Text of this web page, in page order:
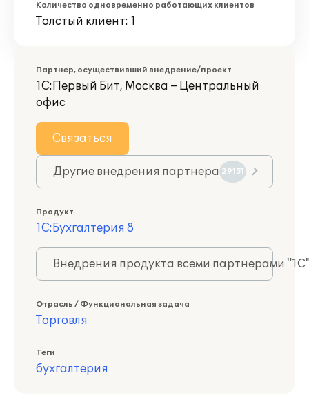
Количество одновременно работающих клиентов
Толстый клиент: 1
Партнер, осуществивший внедрение/проект
1С:Первый Бит, Москва – Центральный
офис
Связаться
Другие внедрения партнера 29151
Продукт
1С:Бухгалтерия 8
Внедрения продукта всеми партнерами
Отрасль / Функциональная задача
Торговля
Теги
бухгалтерия